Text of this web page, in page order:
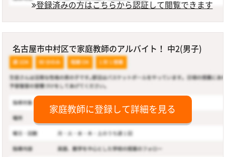
登録済みの方はこちらから認証して閲覧できます
名古屋市中村区で家庭教師のアルバイト！ 中2(男子)
家庭教師に登録して詳細を見る